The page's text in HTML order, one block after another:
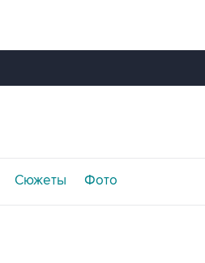
Сюжеты Фото